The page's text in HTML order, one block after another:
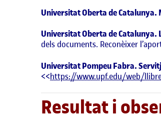
Universitat Oberta de Catalunya.
Universitat Oberta de Catalunya.
dels documents. Reconèixer
Universitat Pompeu Fabra.
<<https://www.upf.edu/web/
Resultat i